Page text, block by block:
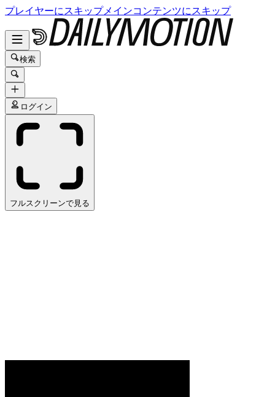
プレイヤーにスキップメインコンテンツにスキップ
検索
ログイン
フルスクリーンで見る